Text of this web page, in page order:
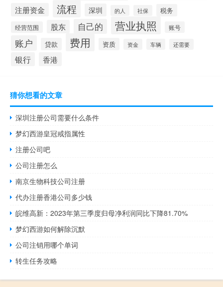
注册资金 流程 深圳 的人 社保 税务
经营范围 股东 自己的 营业执照 账号
账户 贷款 费用 资质 资金 车辆 还需要
银行 香港
猜你想看的文章
深圳注册公司需要什么条件
梦幻西游皇冠戒指属性
注册公司吧
公司注册怎么
南京生物科技公司注册
代办注册香港公司多少钱
皖维高新：2023年第三季度归母净利润同比下降81.70%
梦幻西游如何解除沉默
公司注销用哪个单词
转生任务攻略